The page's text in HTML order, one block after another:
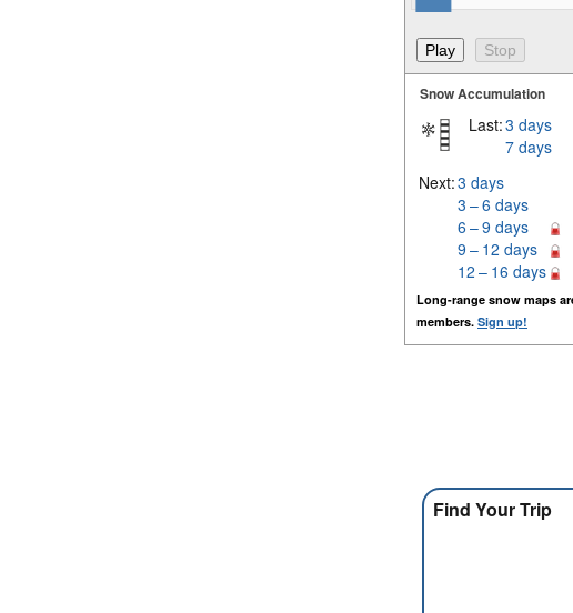
Snow Accumulation
Last:3 days
7 days
Next:3 days
3 – 6 days
6 – 9 days
9 – 12 days
12 – 16 days
Long-range snow maps
members. Sign up!
Find Your Trip